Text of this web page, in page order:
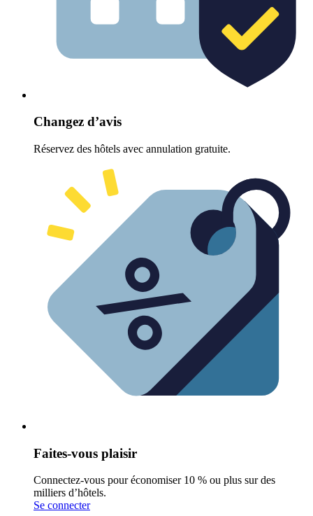
Changez d’avis
Réservez des hôtels avec annulation gratuite.
Faites-vous plaisir
Connectez-vous pour économiser 10 % ou plus sur des
milliers d’hôtels.
Se connecter